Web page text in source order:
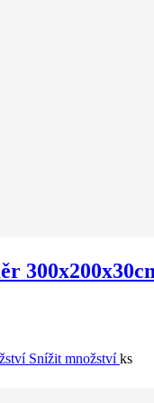
Snížit množstvíks